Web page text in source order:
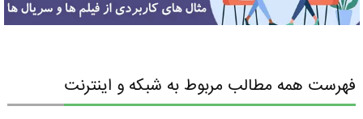
فهرست همه مطالب مربوط به شبکه و اینترنت